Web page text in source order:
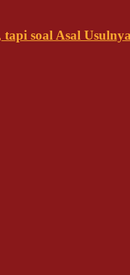
soal Asal